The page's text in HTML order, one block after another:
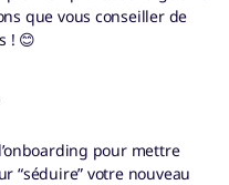
que vous conseiller de
! 😊
pour mettre
“séduire” votre nouveau